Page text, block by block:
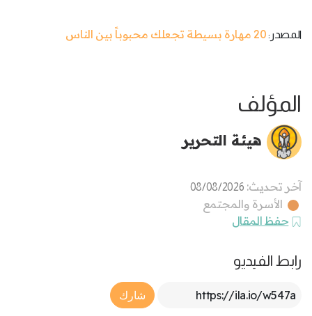
المصدر:20 مهارة بسيطة تجعلك محبوباً بين الناس
المؤلف
هيئة التحرير
آخر تحديث: 08/08/2026
الأسرة والمجتمع
حفظ المقال
رابط الفيديو
Article Link
شارك